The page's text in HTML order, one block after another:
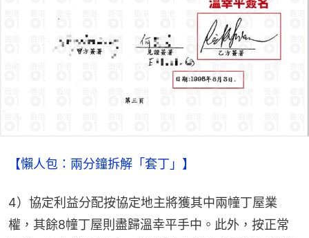
【懶人包：兩分鐘拆解「套丁」】
4）協定利益分配按協定地主將獲其中兩幢丁屋業
權，其餘8幢丁屋則盡歸溫幸平手中。此外，按正常